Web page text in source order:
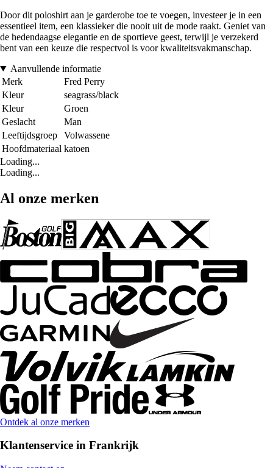
Door dit poloshirt aan je garderobe toe te voegen, investeer je in een
essentieel item, een klassieker die nooit uit de mode raakt. Geniet van
de hedendaagse elegantie en de sportieve geest, terwijl je verzekerd
bent van een keuze die respectvol is voor kwaliteitsvakmanschap.
Aanvullende informatie
Merk
Fred Perry
Kleur
seagrass/black
Kleur
Groen
Geslacht
Man
Leeftijdsgroep
Volwassene
Hoofdmateriaal katoen
Loading...
Loading...
Al onze merken
Ontdek al onze merken
Klantenservice in Frankrijk